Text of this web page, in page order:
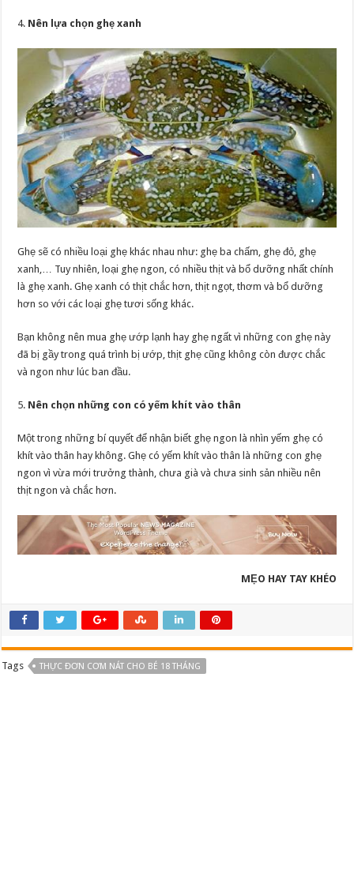
4. Nên lựa chọn ghẹ xanh
Ghẹ sẽ có nhiều loại ghẹ khác nhau như: ghẹ ba chấm, ghẹ đỏ, ghẹ
xanh,… Tuy nhiên, loại ghẹ ngon, có nhiều thịt và bổ dưỡng nhất chính
là ghẹ xanh. Ghẹ xanh có thịt chắc hơn, thịt ngọt, thơm và bổ dưỡng
hơn so với các loại ghẹ tươi sống khác.
Bạn không nên mua ghẹ ướp lạnh hay ghẹ ngất vì những con ghẹ này
đã bị gầy trong quá trình bị ướp, thịt ghẹ cũng không còn được chắc
và ngon như lúc ban đầu.
5. Nên chọn những con có yếm khít vào thân
Một trong những bí quyết để nhận biết ghẹ ngon là nhìn yếm ghẹ có
khít vào thân hay không. Ghẹ có yếm khít vào thân là những con ghẹ
ngon vì vừa mới trưởng thành, chưa già và chưa sinh sản nhiều nên
thịt ngon và chắc hơn.
MẸO HAY TAY KHÉO
Tags THỰC ĐƠN CƠM NÁT CHO BÉ 18 THÁNG